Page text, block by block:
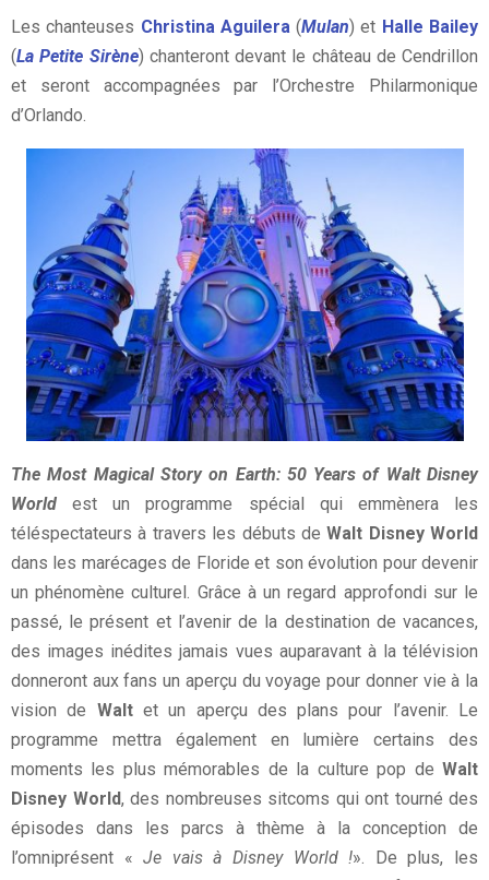
Les chanteuses Christina Aguilera(Mulan) et Halle Bailey
(La Petite Sirène) chanteront devant le château de Cendrillon
et seront accompagnées par l’Orchestre Philarmonique
d’Orlando.
The Most Magical Story on Earth: 50 Years of Walt Disney
World est un programme spécial qui emmènera les
téléspectateurs à travers les débuts de Walt Disney World
dans les marécages de Floride et son évolution pour devenir
un phénomène culturel. Grâce à un regard approfondi sur le
passé, le présent et l’avenir de la destination de vacances,
des images inédites jamais vues auparavant à la télévision
donneront aux fans un aperçu du voyage pour donner vie à la
vision de Waltet un aperçu des plans pour l’avenir.
Le
programme mettra également en lumière certains des
moments les plus mémorables de la culture pop de Walt
Disney World, des nombreuses sitcoms qui ont tourné des
épisodes dans les parcs à thème à la conception de
l’omniprésent «Je vais à Disney World !»
De plus, les